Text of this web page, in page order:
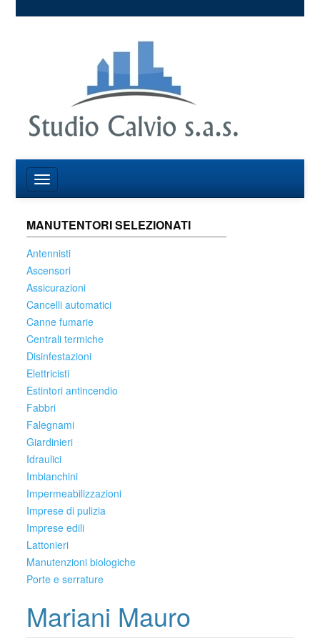
MANUTENTORI SELEZIONATI
Antennisti
Ascensori
Assicurazioni
Cancelli automatici
Canne fumarie
Centrali termiche
Disinfestazioni
Elettricisti
Estintori antincendio
Fabbri
Falegnami
Giardinieri
Idraulici
Imbianchini
Impermeabilizzazioni
Imprese di pulizia
Imprese edili
Lattonieri
Manutenzioni biologiche
Porte e serrature
Mariani Mauro